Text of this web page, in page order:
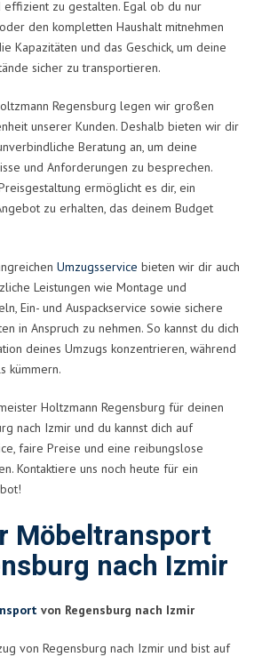
zu gestalten. Egal ob du nur
den kompletten Haushalt mitnehmen
Kapazitäten und das Geschick, um deine
sicher zu transportieren.
Regensburg legen wir großen
unserer Kunden. Deshalb bieten wir dir
Beratung an, um deine
und Anforderungen zu besprechen.
ermöglicht es dir, ein
zu erhalten, das deinem Budget
Umzugsservice bieten wir dir auch
Leistungen wie Montage und
Ein- und Auspackservice sowie sichere
in Anspruch zu nehmen. So kannst du dich
deines Umzugs konzentrieren, während
kümmern.
Holtzmann Regensburg für deinen
nach Izmir und du kannst dich auf
faire Preise und eine reibungslose
Kontaktiere uns noch heute für ein
Möbeltransport
nach Izmir
von Regensburg nach Izmir
von Regensburg nach Izmir und bist auf